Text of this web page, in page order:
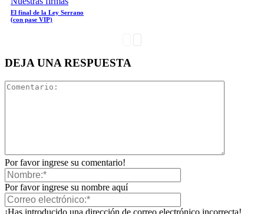
El final de la Ley Serrano
(con pase VIP)
DEJA UNA RESPUESTA
Por favor ingrese su comentario!
Por favor ingrese su nombre aquí
¡Has introducido una dirección de correo electrónico incorrecta!